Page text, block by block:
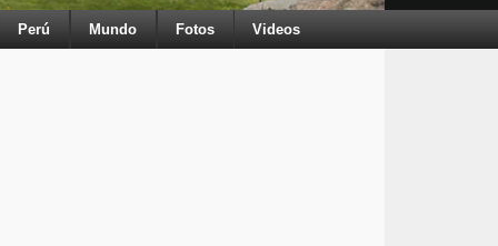
Perú Mundo Fotos Videos